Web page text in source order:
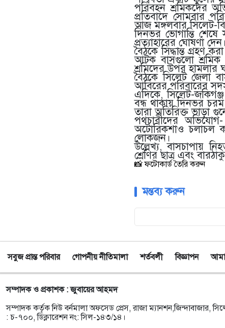
পরিবহন শ্রমিকদের
প্রতিবাদে সোমবার
আজ মঙ্গলবার সিলেট-
দিনভর ভোগান্তি শেষে
প্রত্যাহারের ঘোষণা দেন।
বৈঠকে সিদ্ধান্ত গ্রহণ
আটক বাসগুলো শ্রমিক
শ্রমিদের উপর হামলার
বৈঠকে সিলেট জেলা
আবিরের পরিবারের
এদিকে, সিলেট-
বন্ধ থাকায় দিনভর
তারা অতিরিক্ত ভাড়া
পথচারীদের
অটোরিকশাও চলাচল
লোকজন।
উল্লেখ্য, বাসচাপায়
শ্রেণির ছাত্র এবং
📸 ফটোকার্ড তৈরি করুন
মন্তব্য করুন
সবুজ প্রান্ত পরিবার গোপনীয় নীতিমালা শর্তবলী বিজ্ঞাপন
সম্পাদক ও প্রকাশক : জুবায়ের আহমদ
সম্পাদক কর্তৃক নিউ বর্নমালা অফসেড প্রেস, রাজা ম্যানশন,জিন্দাবাজার,
: চ-৭০০, ডিক্লারেশন নং: সিল-১৪৩/১৪।